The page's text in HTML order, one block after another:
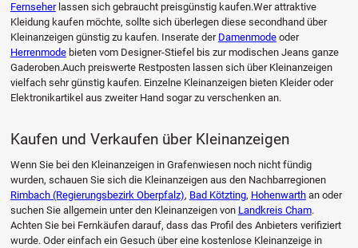
Fernseherlassen sich gebraucht preisgünstig kaufen.Wer attraktive
Kleidung kaufen möchte, sollte sich überlegen diese secondhand über
Kleinanzeigen günstig zu kaufen. Inserate der Damenmodeoder
Herrenmodebieten vom Designer-Stiefel bis zur modischen Jeans ganze
Gaderoben.Auch preiswerte Restposten lassen sich über Kleinanzeigen
vielfach sehr günstig kaufen. Einzelne Kleinanzeigen bieten Kleider oder
Elektronikartikel aus zweiter Hand sogar zu verschenken an.
Kaufen und Verkaufen über Kleinanzeigen
Wenn Sie bei den Kleinanzeigen in Grafenwiesen noch nicht fündig
wurden, schauen Sie sich die Kleinanzeigen aus den Nachbarregionen
Rimbach (Regierungsbezirk Oberpfalz), Bad Kötzting, Hohenwarthan oder
suchen Sie allgemein unter den Kleinanzeigen von Landkreis Cham.
Achten Sie bei Fernkäufen darauf, dass das Profil des Anbieters verifiziert
wurde. Oder einfach ein Gesuch über eine kostenlose Kleinanzeige in